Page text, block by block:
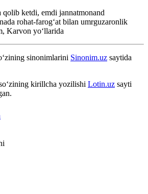
qolib ketdi, emdi jannatmonand
rohat-farogʻat bilan umrguzaronlik
Karvon yoʻllarida
sinonimlarini Sinonim.uz saytida
kirillcha yozilishi Lotin.uz sayti